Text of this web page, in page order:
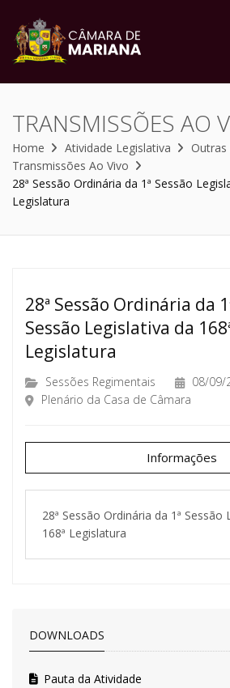
TRANSMISSÕES AO
Home Atividade Legislativa
Transmissões Ao Vivo
28ª Sessão Ordinária da 1ª Sessão
Legislatura
28ª Sessão Ordinária da
Sessão Legislativa da
Legislatura
Sessões Regimentais 08/09/
Plenário da Casa de Câmara
Informações
28ª Sessão Ordinária da 1ª Sessão
168ª Legislatura
DOWNLOADS
Pauta da Atividade